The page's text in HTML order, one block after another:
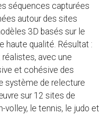
séquences capturées
autour des sites
3D basés sur le
haute qualité. Résultat :
avec une
et cohésive des
système de relecture
sur 12 sites de
le tennis, le judo et